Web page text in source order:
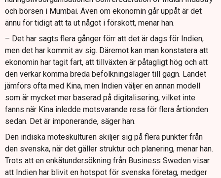
och börsen i Mumbai. Även om ekonomin går uppåt är det
ännu för tidigt att ta ut något i förskott, menar han.
– Det har sagts flera gånger förr att det är dags för Indien,
men det har kommit av sig. Däremot kan man konstatera att
ekonomin har tagit fart, att tillväxten är påtagligt hög och att
den verkar komma breda befolkningslager till gagn. Landet
jämförs ofta med Kina, men Indien väljer en annan modell
som är mycket mer baserad på digitalisering, vilket inte
fanns när Kina inledde motsvarande resa för flera årtionden
sedan. Det är imponerande, säger han.
Den indiska möteskulturen skiljer sig på flera punkter från
den svenska, när det gäller struktur och planering, menar han.
Trots att en enkätundersökning från Business Sweden visar
att Indien har blivit en hotspot för svenska företag, medger